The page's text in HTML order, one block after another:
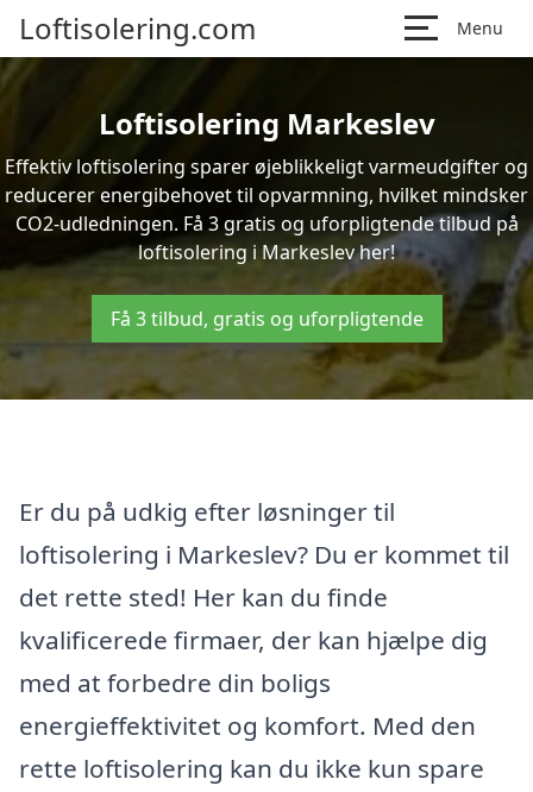
Loftisolering.com Menu
Loftisolering Markeslev
Effektiv loftisolering sparer øjeblikkeligt varmeudgifter og
reducerer energibehovet til opvarmning, hvilket mindsker
CO2-udledningen. Få 3 gratis og uforpligtende tilbud på
loftisolering i Markeslev her!
Få 3 tilbud, gratis og uforpligtende
Er du på udkig efter løsninger til
loftisolering i Markeslev? Du er kommet til
det rette sted! Her kan du finde
kvalificerede firmaer, der kan hjælpe dig
med at forbedre din boligs
energieffektivitet og komfort. Med den
rette loftisolering kan du ikke kun spare